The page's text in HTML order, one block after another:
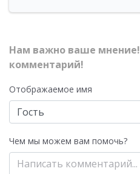
Нам важно ваше
комментарий!
Отображаемое имя
Чем мы можем вам помочь?